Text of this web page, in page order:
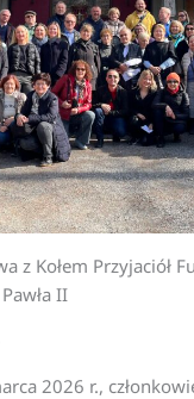
z Kołem Przyjaciół
II
2026 r.,